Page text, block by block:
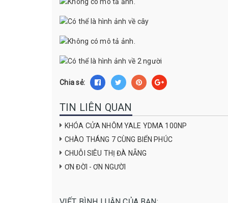
Chia sẻ:
TIN LIÊN QUAN
KHÓA CỬA NHÔM YALE YDMA 100NP
CHÀO THÁNG 7 CÙNG BIỂN PHÚC
CHUỖI SIÊU THỊ ĐÀ NẴNG
ƠN ĐỜI - ƠN NGƯỜI